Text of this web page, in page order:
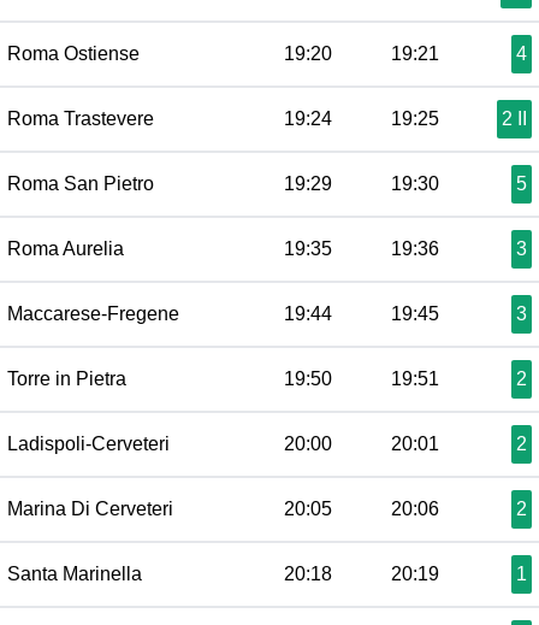
Roma Ostiense 19:20 19:21 4
Roma Trastevere 19:24 19:25 2 II
Roma San Pietro 19:29 19:30 5
Roma Aurelia 19:35 19:36 3
Maccarese-Fregene 19:44 19:45 3
Torre in Pietra 19:50 19:51 2
Ladispoli-Cerveteri 20:00 20:01 2
Marina Di Cerveteri 20:05 20:06 2
Santa Marinella 20:18 20:19 1